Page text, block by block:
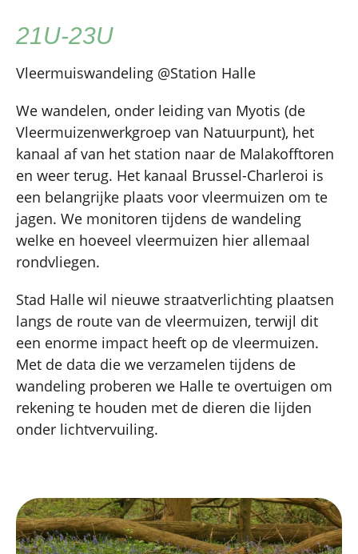
21U-23U
Vleermuiswandeling @Station Halle
We wandelen, onder leiding van Myotis (de
Vleermuizenwerkgroep van Natuurpunt), het
kanaal af van het station naar de Malakofftoren
en weer terug. Het kanaal Brussel-Charleroi is
een belangrijke plaats voor vleermuizen om te
jagen. We monitoren tijdens de wandeling
welke en hoeveel vleermuizen hier allemaal
rondvliegen.
Stad Halle wil nieuwe straatverlichting plaatsen
langs de route van de vleermuizen, terwijl dit
een enorme impact heeft op de vleermuizen.
Met de data die we verzamelen tijdens de
wandeling proberen we Halle te overtuigen om
rekening te houden met de dieren die lijden
onder lichtvervuiling.